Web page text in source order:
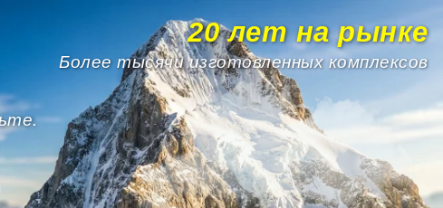
20 лет на рынке
Более тысячи изготовленных комплексов